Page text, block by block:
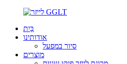
בַּיִת
אודותינו
סיור במפעל
מוצרים